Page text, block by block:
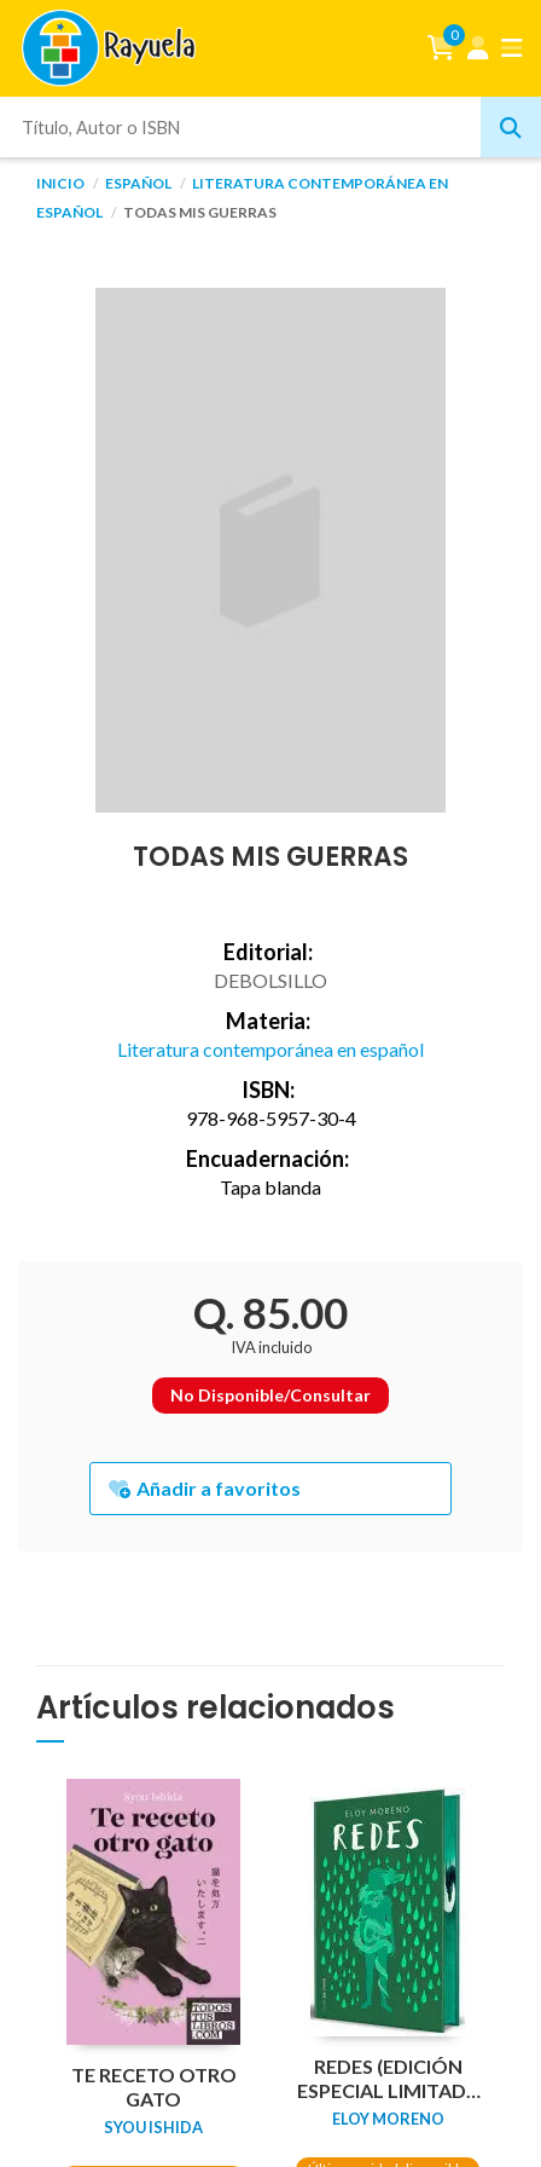
0
INICIO ESPAÑOL
LITERATURA CONTEMPORÁNEA EN
ESPAÑOL
TODAS MIS GUERRAS
TODAS MIS GUERRAS
Editorial:
DEBOLSILLO
Materia:
Literatura contemporánea en español
ISBN:
978-968-5957-30-4
Encuadernación:
Tapa blanda
Q. 85.00
IVA incluido
No Disponible/Consultar
Añadir a favoritos
Artículos relacionados
TE RECETO OTRO
GATO
SYOU ISHIDA
REDES (EDICIÓN
ESPECIAL LIMITADA
GUARDAS DRAGÓN)
ELOY MORENO